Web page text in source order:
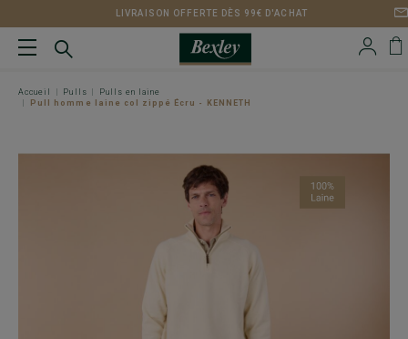
LIVRAISON OFFERTE DÈS 99€ D'ACHAT
Accueil Pulls
Pulls en laine
Pull homme laine col zippé Écru - KENNETH